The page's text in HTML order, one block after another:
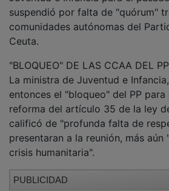
suspendió por falta de "quórum"
comunidades autónomas del
Ceuta.
La ministra de Juventud e
entonces el "bloqueo" del PP para
reforma del artículo 35 de la ley
calificó de "profunda falta de
presentaran a la reunión, más aún
crisis humanitaria".